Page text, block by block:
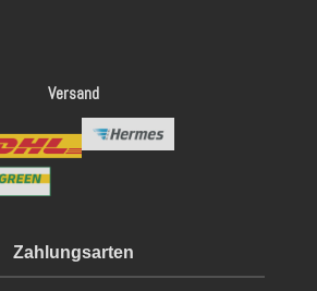
Versand
Zahlungsarten